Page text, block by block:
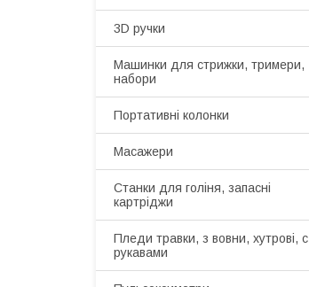
3D ручки
Машинки для стрижки, тримери,
набори
Портативні колонки
Масажери
Станки для голіня, запасні
картріджи
Пледи травки, з вовни, хутрові, с
рукавами